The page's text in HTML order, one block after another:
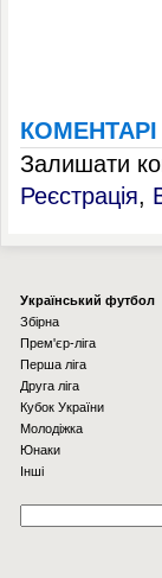
КОМЕНТАРІ
Залишати
Реєстрація,
Українcький футбол
Збірна
Прем'єр-ліга
Перша ліга
Друга ліга
Кубок України
Молодіжка
Юнаки
Інші